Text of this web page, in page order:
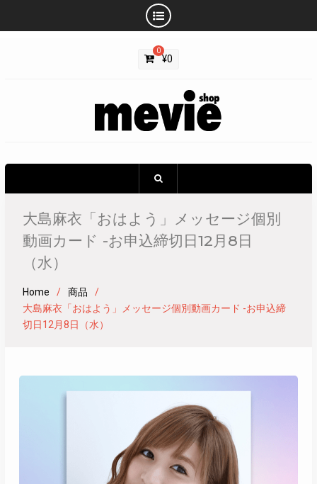
0
¥0
大島麻衣「おはよう」メッセージ個別
動画カード -お申込締切日12月8日
（水）
Home
商品
大島麻衣「おはよう」メッセージ個別動画カード -お申込締
切日12月8日（水）